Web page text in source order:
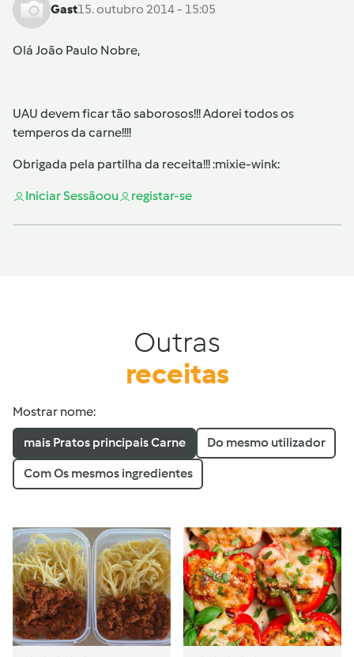
Gast15. outubro 2014 - 15:05
Olá João Paulo Nobre,
UAU devem ficar tão saborosos!!! Adorei todos os
temperos da carne!!!!
Obrigada pela partilha da receita!!! :mixie-wink:
Iniciar Sessãoou registar-se
Outras
receitas
Mostrar nome:
mais Pratos principais Carne Do mesmo utilizador
Com Os mesmos ingredientes